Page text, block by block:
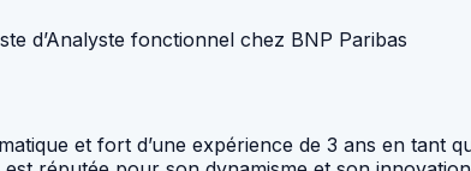
d’Analyste fonctionnel chez BNP Paribas
et fort d’une expérience de 3 ans en tant